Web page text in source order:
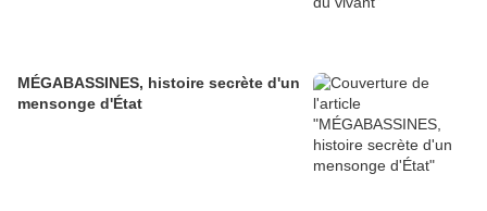
MÉGABASSINES, histoire secrète d'un
mensonge d'État